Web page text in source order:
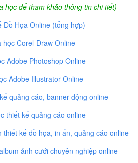
học để tham khảo thông tin chi tiết)
Đồ Họa Online (tổng hợp)
học Corel-Draw Online
Adobe Photoshop Online
Adobe Illustrator Online
quảng cáo, banner động online
thiết kế quảng cáo online
thiết kế đồ họa, in ấn, quảng cáo online
ảnh cưới chuyên nghiệp online